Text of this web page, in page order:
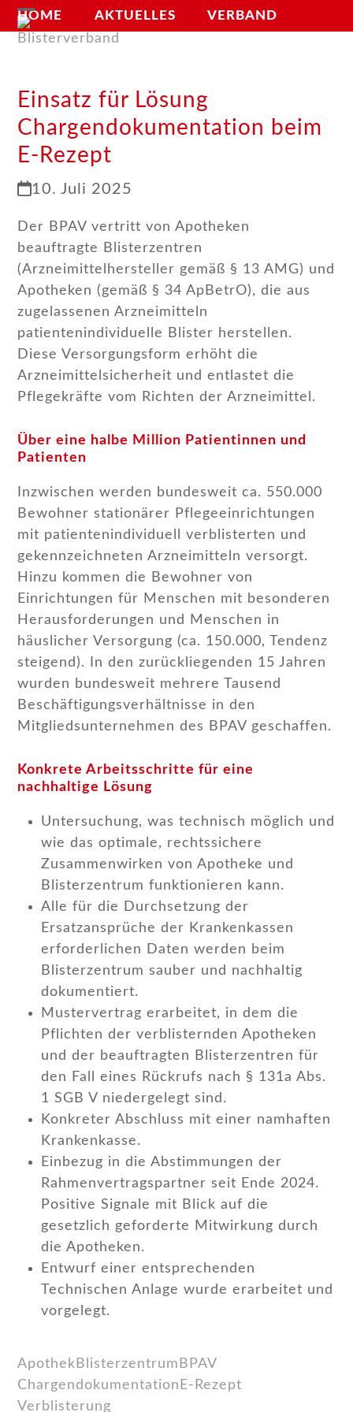
Skip
to
HOME AKTUELLES VERBAND
Open
Close
Einsatz für Lösung
Chargendokumentation beim
E-Rezept
10. Juli 2025
Der BPAV vertritt von Apotheken
beauftragte Blisterzentren
(Arzneimittelhersteller gemäß § 13 AMG) und
Apotheken (gemäß § 34 ApBetrO), die aus
zugelassenen Arzneimitteln
patientenindividuelle Blister herstellen.
Diese Versorgungsform erhöht die
Arzneimittelsicherheit und entlastet die
Pflegekräfte vom Richten der Arzneimittel.
Über eine halbe Million Patientinnen und
Patienten
Inzwischen werden bundesweit ca. 550.000
Bewohner stationärer Pflegeeinrichtungen
mit patientenindividuell verblisterten und
gekennzeichneten Arzneimitteln versorgt.
Hinzu kommen die Bewohner von
Einrichtungen für Menschen mit besonderen
Herausforderungen und Menschen in
häuslicher Versorgung (ca. 150.000, Tendenz
steigend). In den zurückliegenden 15 Jahren
wurden bundesweit mehrere Tausend
Beschäftigungsverhältnisse in den
Mitgliedsunternehmen des BPAV geschaffen.
Konkrete Arbeitsschritte für eine
nachhaltige Lösung
Untersuchung, was technisch möglich und
wie das optimale, rechtssichere
Zusammenwirken von Apotheke und
Blisterzentrum funktionieren kann.
Alle für die Durchsetzung der
Ersatzansprüche der Krankenkassen
erforderlichen Daten werden beim
Blisterzentrum sauber und nachhaltig
dokumentiert.
Mustervertrag erarbeitet, in dem die
Pflichten der verblisternden Apotheken
und der beauftragten Blisterzentren für
den Fall eines Rückrufs nach § 131a Abs.
1 SGB V niedergelegt sind.
Konkreter Abschluss mit einer namhaften
Krankenkasse.
Einbezug in die Abstimmungen der
Rahmenvertragspartner seit Ende 2024.
Positive Signale mit Blick auf die
gesetzlich geforderte Mitwirkung durch
die Apotheken.
Entwurf einer entsprechenden
Technischen Anlage wurde erarbeitet und
vorgelegt.
Apothek Blisterzentrum BPAV
Chargendokumentation E-Rezept
Verblisterung